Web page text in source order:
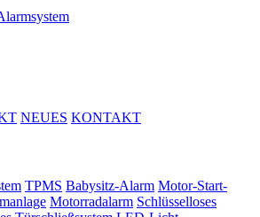
NEUES KONTAKT
TPMS Babysitz-Alarm Motor-Start-
Motorradalarm Schlüsselloses